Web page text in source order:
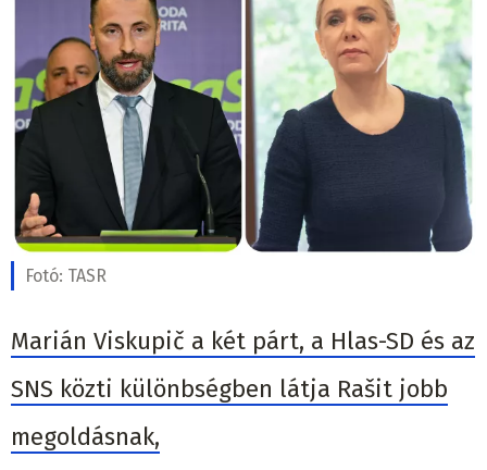
Fotó: TASR
Marián Viskupič a két párt, a Hlas-SD és az
SNS közti különbségben látja Rašit jobb
megoldásnak,